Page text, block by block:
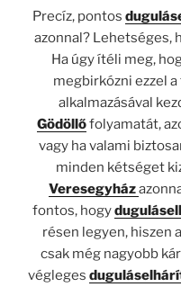
Precíz, pontos
azonnal? Lehetséges,
Ha úgy ítéli meg,
megbirkózni ezzel
alkalmazásával
Gödöllőfolyamatát,
vagy ha valami
minden kétséget
Veresegyház
fontos, hogy
résen legyen, hiszen
csak még nagyobb
végleges